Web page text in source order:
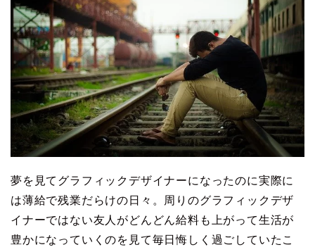
夢を見てグラフィックデザイナーになったのに実際に
は薄給で残業だらけの日々。周りのグラフィックデザ
イナーではない友人がどんどん給料も上がって生活が
豊かになっていくのを見て毎日悔しく過ごしていたこ